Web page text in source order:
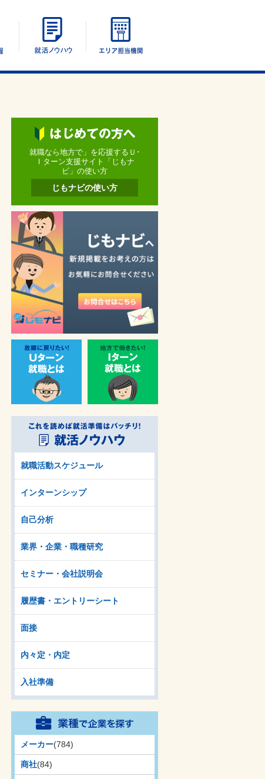
エリア別情報 UIターン就活ノウハウ
就職なら地方で」を応援するＵ･
Ｉターン支援サイト「じもナ
ビ」の使い方
じもナビの使い方
就職活動スケジュール
インターンシップ
自己分析
業界・企業・職種研究
セミナー・会社説明会
履歴書・エントリーシート
面接
内々定・内定
入社準備
メーカー(784)
商社(84)